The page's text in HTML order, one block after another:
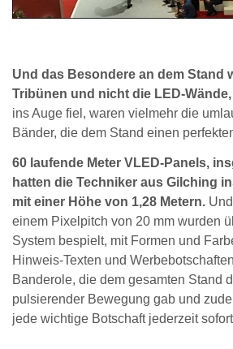
Und das Besondere an dem Stand
Tribünen und nicht die LED-Wände,
ins Auge fiel, waren vielmehr die
Bänder, die dem Stand einen
60 laufende Meter VLED-Panels,
hatten die Techniker aus Gilching
mit einer Höhe von 1,28 Metern.
einem Pixelpitch von 20 mm wurden
System bespielt, mit Formen und
Hinweis-Texten und
Banderole, die dem gesamten Stand
pulsierender Bewegung gab und
jede wichtige Botschaft jederzeit